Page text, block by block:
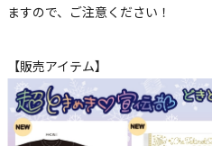
ますので、ご注意ください！
【販売アイテム】